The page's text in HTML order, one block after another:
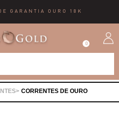
GARANTIA OURO 18K
0
CORRENTES DE OURO